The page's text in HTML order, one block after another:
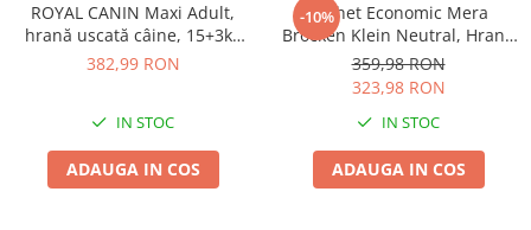
Suplimente Nutritive
Delicii Păsări
Îngrijire Păsări
Așternut Igienic Păsări
Colivii
ROYAL CANIN Maxi Adult,
hrană uscată câine, 15+3kg
CADOU
382,99 RON
IN STOC
ADAUGA IN COS
-10%
Pachet Economic Mera
Brocken Klein Neutral, Hrană
Uscată Câine Adult, Pui,
2x15kg
359,98 RON
323,98 RON
IN STOC
ADAUGA IN COS